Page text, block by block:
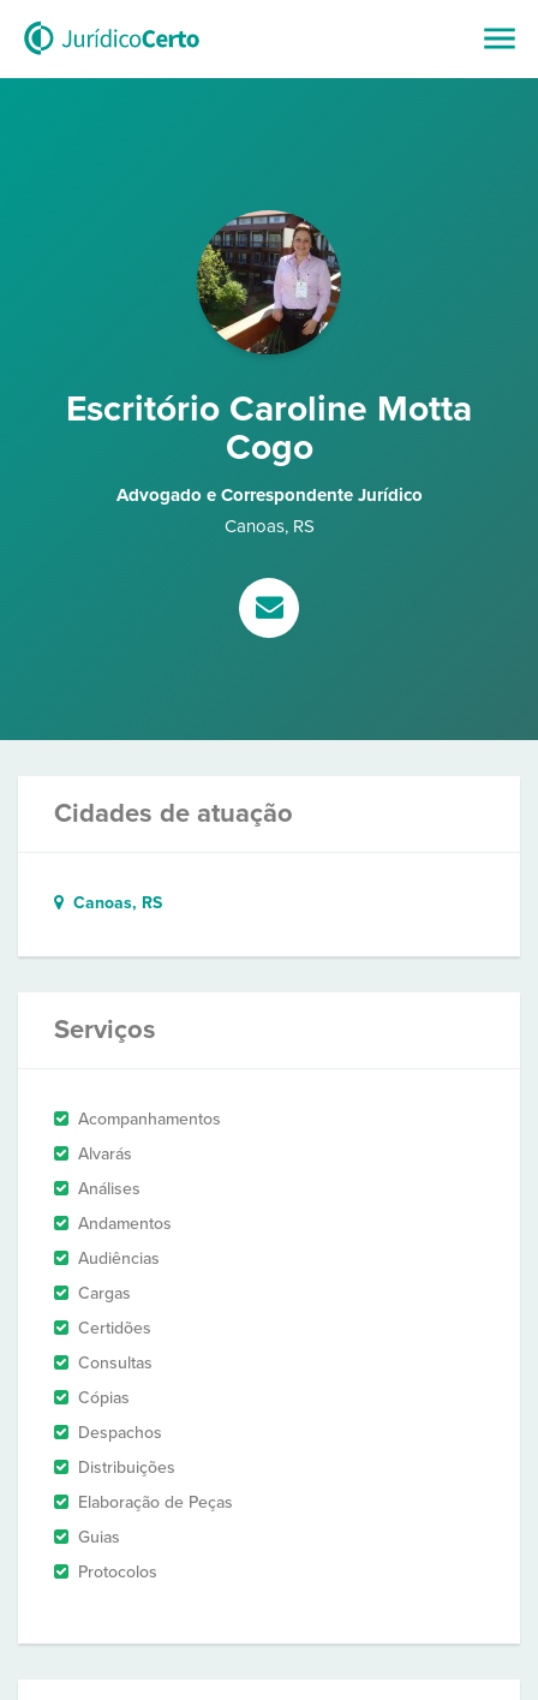
Escritório Caroline Motta
Cogo
Advogado e Correspondente Jurídico
Canoas, RS
Cidades de atuação
Canoas, RS
Serviços
Acompanhamentos
Alvarás
Análises
Andamentos
Audiências
Cargas
Certidões
Consultas
Cópias
Despachos
Distribuições
Elaboração de Peças
Guias
Protocolos